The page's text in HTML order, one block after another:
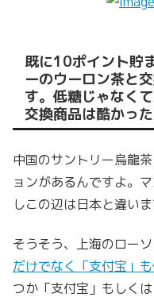
既に10ポイント貯
ーのウーロン茶と
す。低糖じゃなく
交換商品は酷かっ
中国のサントリー烏龍
ョンがあるんですよ。
しこの辺は日本と違いま
そうそう、上海のロー
だけでなく「支付宝」
つか「支付宝」もしく